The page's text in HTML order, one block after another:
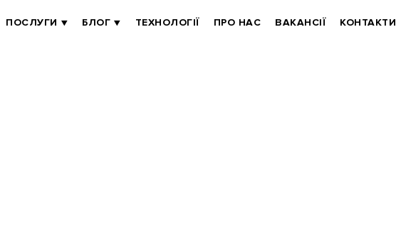
ПОСЛУГИ БЛОГ ТЕХНОЛОГІЇ ПРО НАС ВАКАНСІЇ КОНТАКТИ